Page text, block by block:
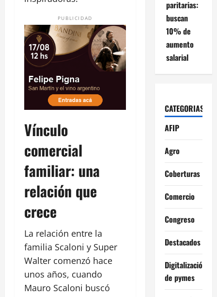
PUBLICIDAD
Vínculo
comercial
familiar: una
relación que
crece
La relación entre la
familia Scaloni y Super
Walter comenzó hace
unos años, cuando
Mauro Scaloni buscó
paritarias:
buscan
10% de
aumento
salarial
CATEGORIAS
AFIP
Agro
Coberturas
Comercio
Congreso
Destacados
Digitalización
de pymes